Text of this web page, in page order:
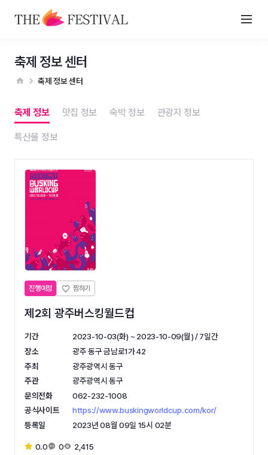
축제 정보 센터
축제 정보 센터
축제 정보 맛집 정보 숙박 정보 관광지 정보
특산물 정보
진행예정
제2회 광주버스킹월드컵
기간
2023-10-03(화) ~ 2023-10-09(월) / 7일간
장소
광주 동구 금남로1가 42
주최
광주광역시 동구
주관
광주광역시 동구
문의전화
062-232-1008
공식사이트
https://www.buskingworldcup.com/kor/
등록일
2023년 08월 09일 15시 02분
0.0 0 2,415